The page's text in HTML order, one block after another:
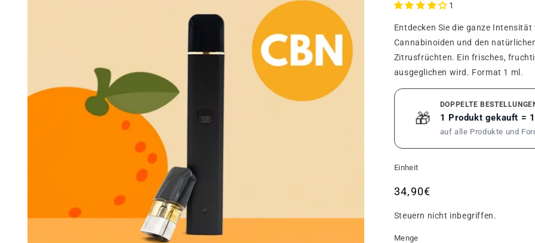
1
Entdecken Sie die ganze Intensität
Cannabinoiden und den
Zitrusfrüchten. Ein frisches,
ausgeglichen wird. Format 1 ml.
🎁
DOPPELTE
1 Produkt gekauft =
auf alle Produkte und
Einheit
Üblicher
34,90€
Steuern nicht inbegriffen.
Menge